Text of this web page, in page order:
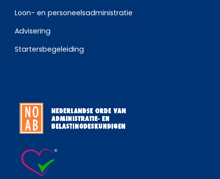
Loon- en personeelsadministratie
Advisering
Startersbegeleiding